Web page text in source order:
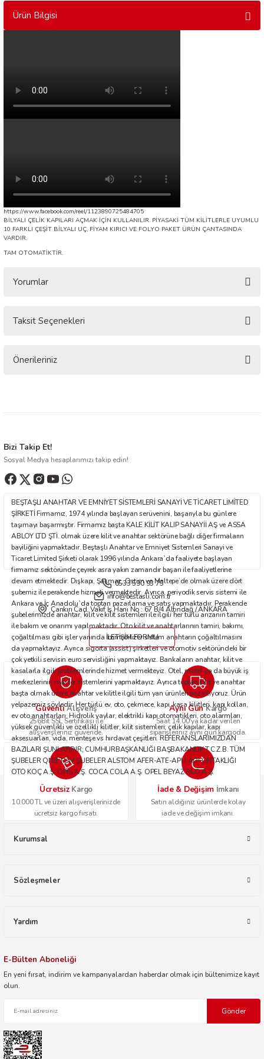
Ürün Bilgisi
https://www.facebook.com/reel/1123890725484705
BİLYALI ÇELİK KAPILARI AÇMAK İÇİN KULLANILIR. PİYASAKİ TÜM KİLİTLERLE UYUMLU
10 FARKLI ÇEŞİT BİLYALI UÇ, FİYAM KIRICI VE FOLYO PAKET ÜRÜN ÇANTASINDA
VARDIR.
TAM OTOMATİKTİR.
Yorumlar
Bu ürüne ilk yorumu siz yapın!
Taksit Seçenekleri
Önerileriniz
Ürün resmi kalitesiz, bozuk veya görüntülenemiyor.
Ürün açıklamasında eksik bilgiler bulunuyor.
Ürün bilgilerinde hatalar bulunuyor.
Bu ürüne benzer farklı alternatifler olmalı.
Gönder
Bizi Takip Et!
Sosyal Medya hesaplarımızı takip edin!
BEŞTAŞLI ANAHTAR VE EMNİYET SİSTEMLERİ SANAYİ VE TİCARET LİMİTED
ŞİRKETİ Firmamız, 1974 yılında başlayan serüvenini, başarıyla bu günlere
taşımayı başarmıştır. Firmamız başta KALE KİLİT KALIP SANAYİİ AŞ ve ASSA
ABLOY LTD ŞTİ. olmak üzere kilit ve anahtar sektörüne bağlı diğer firmaların
bayiliğini yapmaktadır. Beştaşlı Anahtar ve Emniyet Sistemleri Sanayi ve
Ticaret Limited Şirketi olarak 1996 yılında Ankara`da faaliyete başlayan
firmamız sektöründe çeyrek asra yakın zamandır başarı ile faaliyetlerine
devam etmektedir. Dışkapı, Şaşmaz, Ostim ve Maltepe’de olmak üzere dört
şubemiz ile perakende hizmeti vermektedir. Ayrıca, periyodik servis sistemi ile
Ankara ve İç Anadolu`da toptan pazarlama ve satış yapmaktadır. Perakende
şubelerimizde anahtar, kilit ve kilit sistemleri ile ilgili her türlü arızanın tamiri
ile bakım ve onarımı yapılmaktadır. Oto kilit ve anahtarlarının tamiri, bakımı,
çoğaltılması gibi işler yanında immobilizer sistem anahtarın çoğaltılmasını
da yapmaktayız. Ayrıca sigorta (assist) şirketleri ve otomotiv sektöründeki bir
çok yetkili servisin euro servisliğini yapmaktayız. Bankaların anahtar, kilit ve
kasalarla ilgili problemlerinde hizmet vermekteyiz. Otel, motel ya da büyük iş
merkezlerinin master sistemlerini yapmaktayız. Ayrıca toptan kilit ve anahtar
başta olmak üzere anahtar ve kilitle ilgili tüm yan ürünleri pazarlıyoruz. Ürün
yelpazemiz şöyledir: Her türlü ev, oto, çekmece, kapı, kasa kilitleri, kapı kolları,
ev oto anahtarları. Hidrolik yaylar, elektrikli kapı otomatikleri, oto alarmları,
yüksek güvenlikli ve özellikli kilitler, kilit sistemleri; çelik kapılar, kapı
aksesuarları, vida, menteşe vs hırdavat çeşitleri. REFERANSLARIMIZDAN
BAZILARI ŞUNLARDIR; CUMHURBAŞKANLIĞI BAŞBAKANLIK T.C.Z.B. TÜM
ŞUBELER QNB TÜM ŞUBELER ALSTOM AFER-ATE-APU ADİ ORTAKLIĞI
OTO KOÇ A.Ş. OPİS A.Ş. COCA COLA A.Ş. OPEL BEYAZ FİLO A.Ş.
0533 590 93 75
info@bestasli.com.tr
Çankırı Cad. Vakıf İş Hanı No : 67 B/4 Altındağ / ANKARA
İLETİŞİM FORMU
GüvenliAlışveriş
256Bit SSL Sertifikası ile
alışverişleriniz güvende.
Aynı GünKargo
Saat 14.00'ya kadar verilen
siparişleriniz aynı gün kargoda.
Ücretsiz Kargo
10.000 TL ve üzeri alışverişlerinizde
ücretsiz kargo fırsatı.
İade & Değişim İmkanı
Satın aldığınız ürünlerde kolay
iade ve değişim imkanı.
Kurumsal
Sözleşmeler
Yardım
E-Bülten Aboneliği
En yeni fırsat, indirim ve kampanyalardan haberdar olmak için bültenimize kayıt
olun.
Gönder